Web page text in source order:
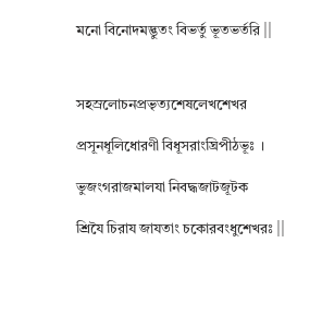
মনো বিনোদমদ্ভুতং বিভর্তু ভূতভর্তরি ||
সহস্রলোচনপ্রভৃত্যশেষলেখশেখর
প্রসূনধূলিধোরণী বিধূসরাংঘ্রিপীঠভূঃ ।
ভুজংগরাজমালযা নিবদ্ধজাটজূটক
শ্রিযৈ চিরায জাযতাং চকোরবংধুশেখরঃ ||